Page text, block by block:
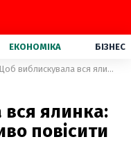
ЕКОНОМІКА БІЗНЕС
Щоб виблискувала вся ялинка: 3 способи, як красиво повісити гірлянду
ялинка:
повісити